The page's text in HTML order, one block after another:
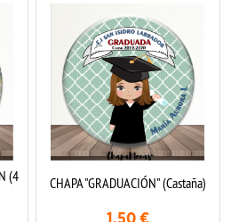
(4
CHAPA "GRADUACIÓN" (Castaña)